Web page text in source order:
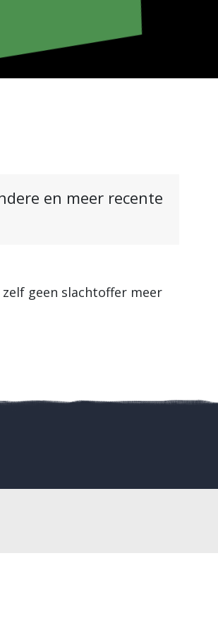
en meer recente
geen slachtoffer meer